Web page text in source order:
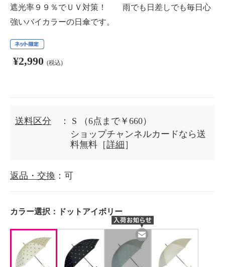
遮光率９９％でＵＶ対策！ 雨でも日差しでも毎日心
強いバイカラーの日傘です。
¥2,990 (税込)
送料区分 ： S
（6点まで￥660）
ショップチャンネルカードなら送
料無料［詳細 ］
返品・交換 ：可
カラー選択： ドットアイボリー